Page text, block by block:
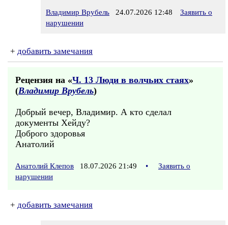
Владимир Врубель 24.07.2026 12:48
Заявить о
нарушении
+ добавить замечания
Рецензия на «Ч. 13 Люди в волчьих стаях»
(Владимир Врубель)
Добрый вечер, Владимир. А кто сделал
документы Хейду?
Доброго здоровья
Анатолий
Анатолий Клепов 18.07.2026 21:49 •
Заявить о
нарушении
+ добавить замечания